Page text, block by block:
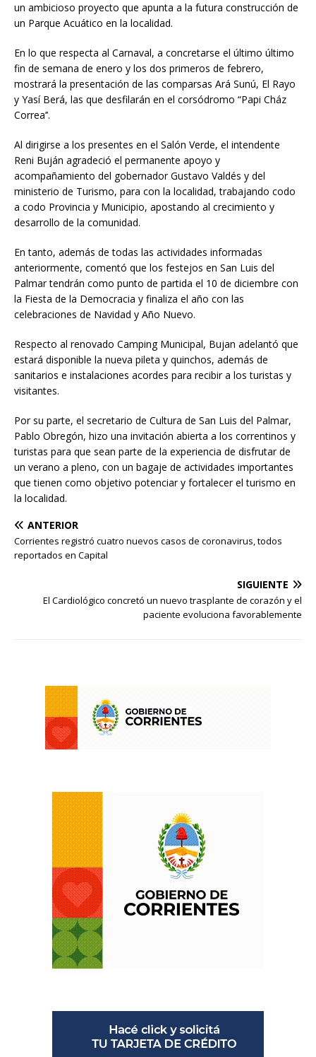
un ambicioso proyecto que apunta a la futura construcción de
un Parque Acuático en la localidad.
En lo que respecta al Carnaval, a concretarse el último último
fin de semana de enero y los dos primeros de febrero,
mostrará la presentación de las comparsas Ará Sunú, El Rayo
y Yasí Berá, las que desfilarán en el corsódromo “Papi Cház
Correa’’.
Al dirigirse a los presentes en el Salón Verde, el intendente
Reni Buján agradeció el permanente apoyo y
acompañamiento del gobernador Gustavo Valdés y del
ministerio de Turismo, para con la localidad, trabajando codo
a codo Provincia y Municipio, apostando al crecimiento y
desarrollo de la comunidad.
En tanto, además de todas las actividades informadas
anteriormente, comentó que los festejos en San Luis del
Palmar tendrán como punto de partida el 10 de diciembre con
la Fiesta de la Democracia y finaliza el año con las
celebraciones de Navidad y Año Nuevo.
Respecto al renovado Camping Municipal, Bujan adelantó que
estará disponible la nueva pileta y quinchos, además de
sanitarios e instalaciones acordes para recibir a los turistas y
visitantes.
Por su parte, el secretario de Cultura de San Luis del Palmar,
Pablo Obregón, hizo una invitación abierta a los correntinos y
turistas para que sean parte de la experiencia de disfrutar de
un verano a pleno, con un bagaje de actividades importantes
que tienen como objetivo potenciar y fortalecer el turismo en
la localidad.
ANTERIOR
Corrientes registró cuatro nuevos casos de coronavirus, todos
reportados en Capital
SIGUIENTE
El Cardiológico concretó un nuevo trasplante de corazón y el
paciente evoluciona favorablemente